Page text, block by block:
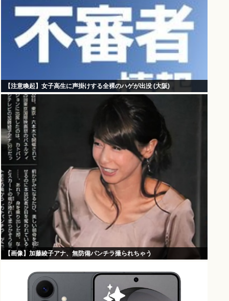
【注意喚起】女子高生に声掛けする全裸のハゲが出没 (大阪)
【画像】加藤綾子アナ、無防備パンチラ撮られちゃう